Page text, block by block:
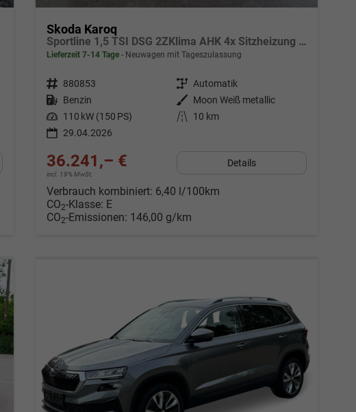
Skoda Karoq
Sportline 1,5 TSI DSG 2ZKlima AHK 4x Sitzheizung beheizte Frontscheibe Canton Totewinkel 5J Garantie
Lieferzeit 7-14 Tage Neuwagen mit Tageszulassung
Fahrzeugnr. 880853 Getriebe Automatik
Kraftstoff Benzin Außenfarbe
Moon Weiß metallic
Leistung 110 kW (150 PS) Kilometerstand
10 km
29.04.2026
36.241,– €
incl. 19% MwSt.
Details
Verbrauch kombiniert: 6,40 l/100km
CO2-Klasse: E
CO2-Emissionen: 146,00 g/km